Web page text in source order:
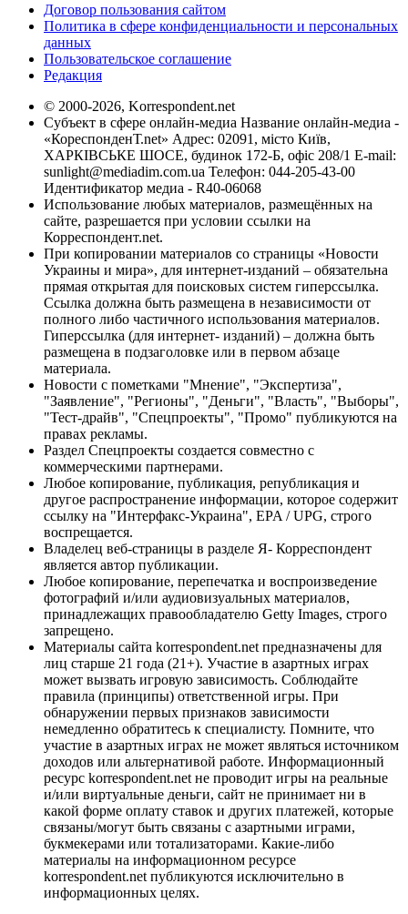
Договор пользования сайтом
Политика в сфере конфиденциальности и персональных
данных
Пользовательское соглашение
Редакция
© 2000-2026, Korrespondent.net
Субъект в сфере онлайн-медиа Название онлайн-медиа -
«КореспонденТ.net» Адрес: 02091, місто Київ,
ХАРКІВСЬКЕ ШОСЕ, будинок 172-Б, офіс 208/1 E-mail:
sunlight@mediadim.com.ua Телефон: 044-205-43-00
Идентификатор медиа - R40-06068
Использование любых материалов, размещённых на
сайте, разрешается при условии ссылки на
Корреспондент.net.
При копировании материалов со страницы «Новости
Украины и мира», для интернет-изданий – обязательна
прямая открытая для поисковых систем гиперссылка.
Ссылка должна быть размещена в независимости от
полного либо частичного использования материалов.
Гиперссылка (для интернет- изданий) – должна быть
размещена в подзаголовке или в первом абзаце
материала.
Новости с пометками "Мнение", "Экспертиза",
"Заявление", "Регионы", "Деньги", "Власть", "Выборы",
"Тест-драйв", "Спецпроекты", "Промо" публикуются на
правах рекламы.
Раздел Спецпроекты создается совместно с
коммерческими партнерами.
Любое копирование, публикация, републикация и
другое распространение информации, которое содержит
ссылку на "Интерфакс-Украина", EPA / UPG, строго
воспрещается.
Владелец веб-страницы в разделе Я- Корреспондент
является автор публикации.
Любое копирование, перепечатка и воспроизведение
фотографий и/или аудиовизуальных материалов,
принадлежащих правообладателю Getty Images, строго
запрещено.
Материалы сайта korrespondent.net предназначены для
лиц старше 21 года (21+). Участие в азартных играх
может вызвать игровую зависимость. Соблюдайте
правила (принципы) ответственной игры. При
обнаружении первых признаков зависимости
немедленно обратитесь к специалисту. Помните, что
участие в азартных играх не может являться источником
доходов или альтернативой работе. Информационный
ресурс korrespondent.net не проводит игры на реальные
и/или виртуальные деньги, сайт не принимает ни в
какой форме оплату ставок и других платежей, которые
связаны/могут быть связаны с азартными играми,
букмекерами или тотализаторами. Какие-либо
материалы на информационном ресурсе
korrespondent.net публикуются исключительно в
информационных целях.